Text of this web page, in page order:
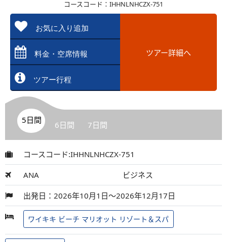
コースコード：IHHNLNHCZX-751
お気に入り追加
料金・空席情報
ツアー行程
ツアー詳細へ
5日間 6日間 7日間
コースコード:IHHNLNHCZX-751
ANA ビジネス
出発日：2026年10月1日～2026年12月17日
ワイキキ ビーチ マリオット リゾート＆スパ